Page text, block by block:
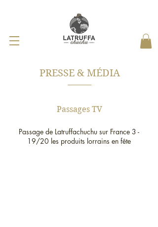
PRESSE & MÉDIA
Passages TV
Passage de Latruffachuchu sur France 3 -
19/20 les produits lorrains en fête